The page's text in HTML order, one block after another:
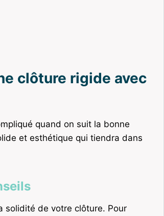
clôture rigide avec
quand on suit la bonne
et esthétique qui tiendra dans
solidité de votre clôture. Pour